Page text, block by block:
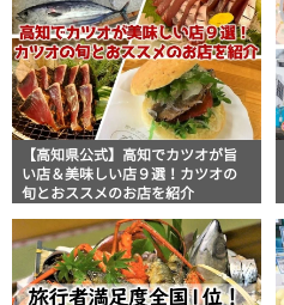
【高知県公式】高知でカツオが旨
い店＆美味しい店９選！カツオの
旬とおススメのお店を紹介